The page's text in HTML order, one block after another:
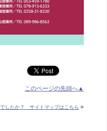
このページの先頭へ▲
したか？ サイトマップはこちら »